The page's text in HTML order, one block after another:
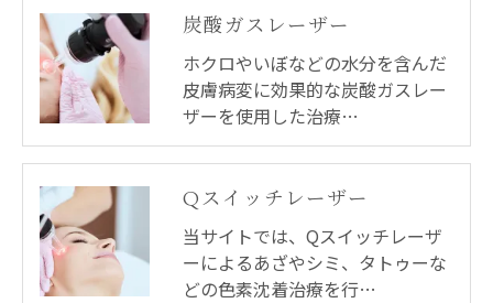
炭酸ガスレーザー
ホクロやいぼなどの水分を含んだ
皮膚病変に効果的な炭酸ガスレー
ザーを使用した治療…
Qスイッチレーザー
当サイトでは、Qスイッチレーザ
ーによるあざやシミ、タトゥーな
どの色素沈着治療を行…